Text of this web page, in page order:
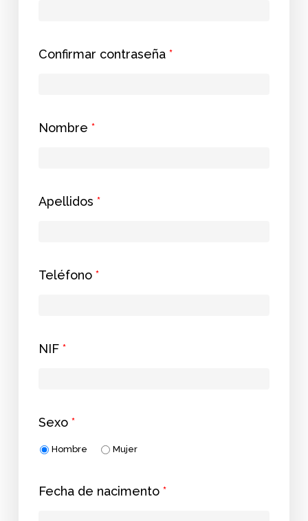
Confirmar contraseña*
Nombre*
Apellidos*
Teléfono*
NIF*
Sexo*
Hombre Mujer
Fecha de nacimento*